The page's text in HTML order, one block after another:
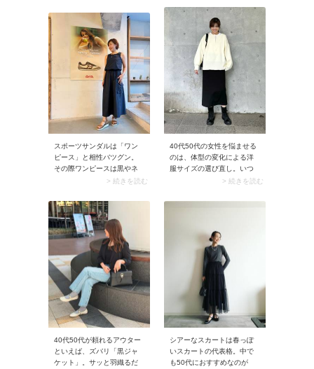
レーやベージュなどのニュ
アンスカラーもおすすめで
い色で取り入れるのがおす
すめです。
40代50代の女性を悩ませる
のは、体型の変化による洋
服サイズの選び直し。いつ
も買っていたブランドで自
なってきたと感じたら、ブ
代におすすめなのが
「GeeRA（ジーラ）」。S
サイズからXLサイズまで揃
うなどサイズ展開が豊富な
上に、お手頃プライスが多
いのも魅力です。モデルさ
んはジーラの「2wayフロン
トジップニットプルオーバ
ー」を着用。
> 続きを読む
スポーツサンダルは「ワン
ピース」と相性バツグン。
その際ワンピースは黒やネ
イビーを選ぶとスポーツサ
ち着き、タウンユースしや
すくなりますよ。40代50代
の服装に馴染んで、お出か
けらしい着こなしに。
> 続きを読む
40代50代が頼れるアウター
といえば、ズバリ「黒ジャ
ケット」。サッと羽織るだ
シアーなスカートは春っぽ
いスカートの代表格。中で
も50代におすすめなのが